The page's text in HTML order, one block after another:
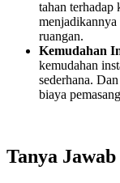
tahan terhadap
ruangan.
Kemudahan
kemudahan
sederhana.
biaya
Tanya